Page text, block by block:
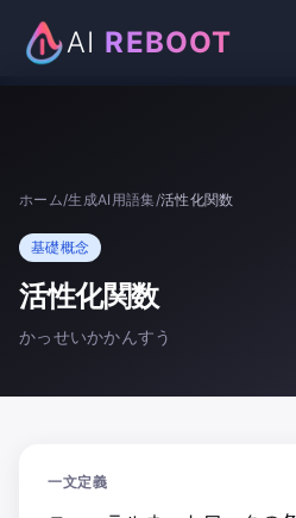
AI REBOOT
お知らせ
お問い合わせ
ホーム/生成AI用語集/活性化関数
基礎概念
活性化関数
かっせいかかんすう
一文定義